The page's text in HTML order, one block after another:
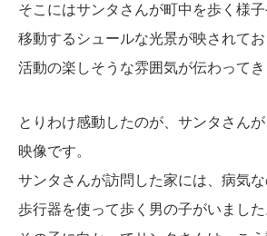
そこにはサンタさんが町中を歩く様
移動するシュールな光景が映されてお
活動の楽しそうな雰囲気が伝わってき
とりわけ感動したのが、サンタさん
映像です。
サンタさんが訪問した家には、病気な
歩行器を使って歩く男の子がいました